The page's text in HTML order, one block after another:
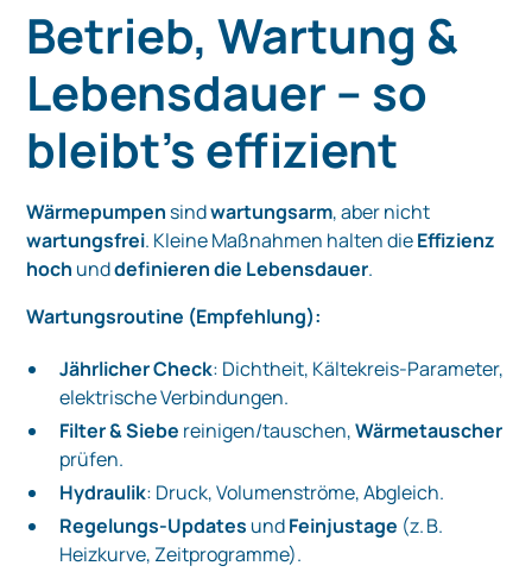
Betrieb, Wartung &
Lebensdauer – so
bleibt’s effizient
Wärmepumpen sindwartungsarm, aber nicht
wartungsfrei. Kleine Maßnahmen halten dieEffizienz
hoch unddefinieren die Lebensdauer.
Wartungsroutine (Empfehlung):
Jährlicher Check: Dichtheit, Kältekreis-Parameter,
elektrische Verbindungen.
Filter & Siebe reinigen/tauschen,Wärmetauscher
prüfen.
Hydraulik: Druck, Volumenströme, Abgleich.
Regelungs-Updates undFeinjustage (z. B.
Heizkurve, Zeitprogramme).